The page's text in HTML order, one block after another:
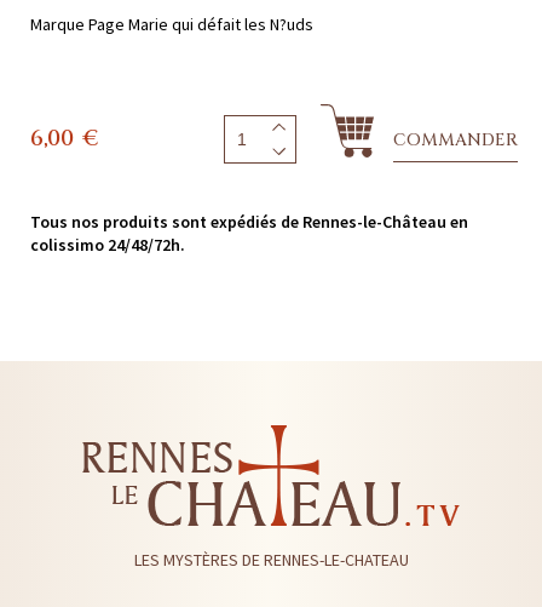
Marque Page Marie qui défait les N?uds
6,00 € COMMANDER
Tous nos produits sont expédiés de Rennes-le-Château en
colissimo 24/48/72h.
LES MYSTÈRES DE RENNES-LE-CHATEAU